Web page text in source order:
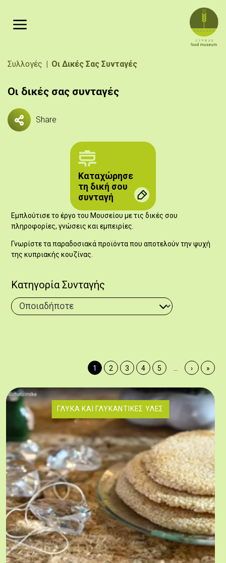
Breadcrumb
Συλλογές Οι Δικές Σας Συνταγές
Οι δικές σας συνταγές
Share
Kαταχώρησε
τη δική σου
συνταγή
Εμπλούτισε το έργο του Μουσείου με τις δικές σου
πληροφορίες, γνώσεις και εμπειρίες.
Γνωρίστε τα παραδοσιακά προϊόντα που αποτελούν την ψυχή
της κυπριακής κουζίνας.
Κατηγορία Συνταγής
Τρέχουσα σελίδα
1 Σελίδα
2 Σελίδα
3 Σελίδα
4 Σελίδα
5 Next page
› Last
»
ΓΛΥΚΆ ΚΑΙ ΓΛΥΚΑΝΤΙΚΈΣ ΎΛΕΣ